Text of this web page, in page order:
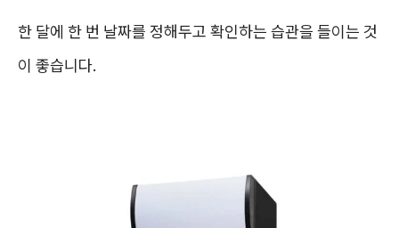
한 달에 한 번 날짜를 정해두고 확인하는 습관을 들이는 것
이 좋습니다.